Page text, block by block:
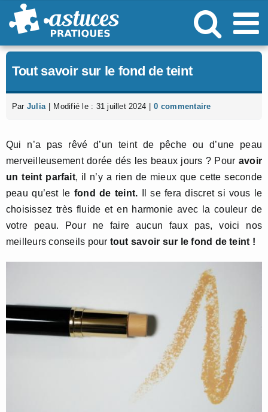
Passer
au
Tout savoir sur le fond de teint
Par Julia Modifié le : 31 juillet 2024 0 commentaire
Qui n’a pas rêvé d’un teint de pêche ou d’une peau
merveilleusement dorée dés les beaux jours ? Pour avoir
un teint parfait, il n’y a rien de mieux que cette seconde
peau qu’est le fond de teint.
Il se fera discret si vous le
choisissez très fluide et en harmonie avec la couleur de
votre peau. Pour ne faire aucun faux pas, voici nos
meilleurs conseils pour tout savoir sur le fond de teint !